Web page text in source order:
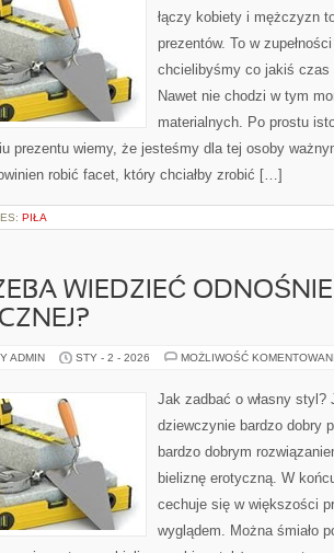
łączy kobiety i mężczyzn
prezentów. To w
chcielibyśmy co jakiś czas
Nawet nie chodzi w tym
materialnych. Po prostu
prezentu wiemy, że jesteśmy dla tej osoby
robić facet, który chciałby zrobić […]
PIŁA
WIEDZIEĆ
ADMIN STY - 2 - 2026 MOŻLIWOŚĆ
Jak zadbać o własny styl?
dziewczynie bardzo dobry
bardzo dobrym
bieliznę erotyczną. W
cechuje się w większości
wyglądem. Można śmiało